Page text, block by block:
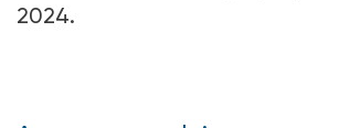
2024.